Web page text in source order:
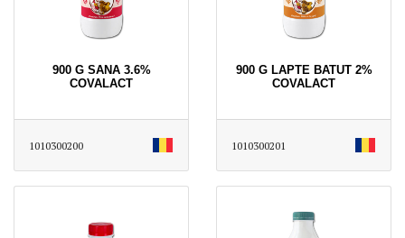
900 G SANA 3.6%
COVALACT
1010300200
900 G LAPTE BATUT 2%
COVALACT
1010300201